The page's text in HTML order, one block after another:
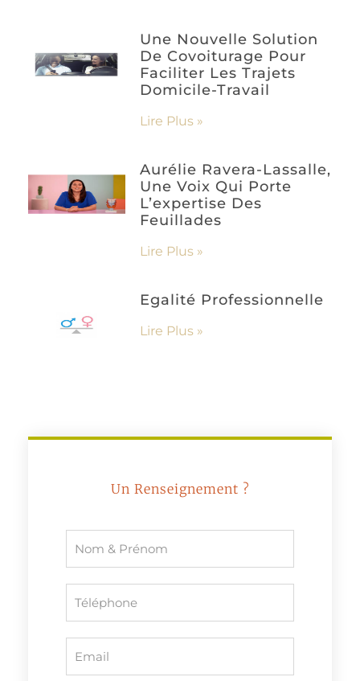
Une Nouvelle Solution
De Covoiturage Pour
Faciliter Les Trajets
Domicile-Travail
Lire Plus »
Aurélie Ravera-Lassalle,
Une Voix Qui Porte
L’expertise Des
Feuillades
Lire Plus »
Egalité Professionnelle
Lire Plus »
Un Renseignement ?